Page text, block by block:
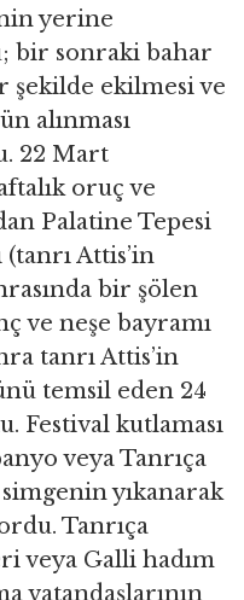
yerine
bir sonraki bahar
şekilde ekilmesi ve
alınması
22 Mart
oruç ve
Palatine Tepesi
(tanrı Attis’in
bir şölen
ve neşe bayramı
tanrı Attis’in
temsil eden 24
Festival kutlaması
veya Tanrıça
yıkanarak
Tanrıça
veya Galli hadım
vatandaşlarının